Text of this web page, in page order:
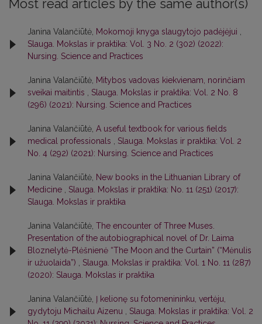
Most read articles by the same author(s)
Janina Valančiūtė, Mokomoji knyga slaugytojo padėjėjui ,
Slauga. Mokslas ir praktika: Vol. 3 No. 2 (302) (2022):
Nursing. Science and Practices
Janina Valančiūtė, Mitybos vadovas kiekvienam, norinčiam
sveikai maitintis , Slauga. Mokslas ir praktika: Vol. 2 No. 8
(296) (2021): Nursing. Science and Practices
Janina Valančiūtė, A useful textbook for various fields
medical professionals , Slauga. Mokslas ir praktika: Vol. 2
No. 4 (292) (2021): Nursing. Science and Practices
Janina Valančiūtė, New books in the Lithuanian Library of
Medicine , Slauga. Mokslas ir praktika: No. 11 (251) (2017):
Slauga. Mokslas ir praktika
Janina Valančiūtė, The encounter of Three Muses.
Presentation of the autobiographical novel of Dr. Laima
Bloznelytė-Plėšnienė “The Moon and the Curtain” (“Mėnulis
ir užuolaida”) , Slauga. Mokslas ir praktika: Vol. 1 No. 11 (287)
(2020): Slauga. Mokslas ir praktika
Janina Valančiūtė, Į kelionę su fotomenininku, vertėju,
gydytoju Michailu Aizenu , Slauga. Mokslas ir praktika: Vol. 2